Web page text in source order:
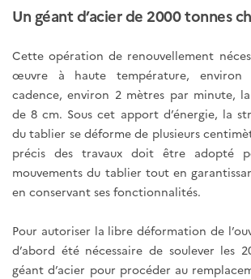
Un géant d’acier de 2000 tonnes
Cette opération de renouvellement
œuvre à haute température, environ
cadence, environ 2 mètres par minute,
de 8 cm. Sous cet apport d’énergie, la
du tablier se déforme de plusieurs
précis des travaux doit être adopté
mouvements du tablier tout en
en conservant ses fonctionnalités.
Pour autoriser la libre déformation de
d’abord été nécessaire de soulever les
géant d’acier pour procéder au